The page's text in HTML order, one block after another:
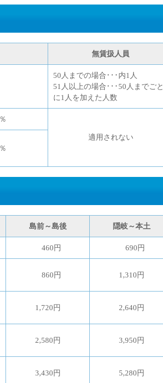
無賃扱人員
50人までの場合･･･内1人
51人以上の場合･･･50人までごと
に1人を加えた人数
適用されない
島前～島後 隠岐～本土
460円 690円
860円 1,310円
1,720円 2,640円
2,580円 3,950円
3,430円 5,280円